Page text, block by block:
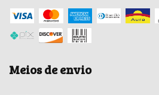
Meios de envio